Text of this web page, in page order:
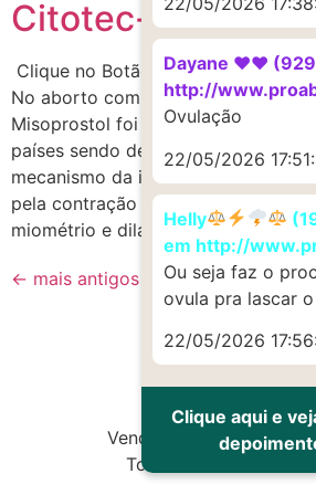
Citotec-Cytotec
Clique no Botão e Compre Equipe
No aborto com segurança Motivo
Misoprostol foi proibida para o
países sendo destinado somente
mecanismo da interrupção da
pela contração das fibras
miométrio e dilatação
← mais antigos
Vendas de Cytotec e
Todos os direitos
Dayane ♥️♥️
http://
Ovulação
22/05/2026
Helly
em http://
Ou seja faz o
ovula pra lascar
22/05/2026
Clique aqui e